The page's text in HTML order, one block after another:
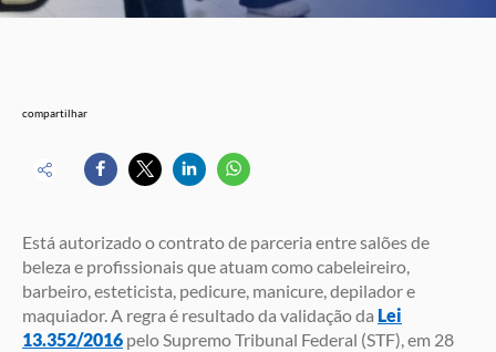
compartilhar
Está autorizado o contrato de parceria entre salões de
beleza e profissionais que atuam como cabeleireiro,
barbeiro, esteticista, pedicure, manicure, depilador e
maquiador. A regra é resultado da validação da Lei
13.352/2016 pelo Supremo Tribunal Federal (STF), em 28